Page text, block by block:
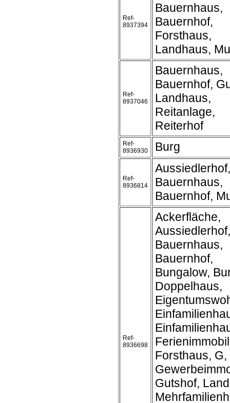
Ref-
8937394
Bauernhaus,
Bauernhof,
Forsthaus,
Landhaus,
Ref-
8937046
Bauernhaus,
Bauernhof,
Landhaus,
Reitanlage,
Reiterhof
Ref-
8936930
Burg
Ref-
8936814
Aussiedlerhof,
Bauernhaus,
Bauernhof,
Ref-
8936698
Ackerfläche,
Aussiedlerhof,
Bauernhaus,
Bauernhof,
Bungalow,
Doppelhaus,
Forsthaus, G,
Gutshof,